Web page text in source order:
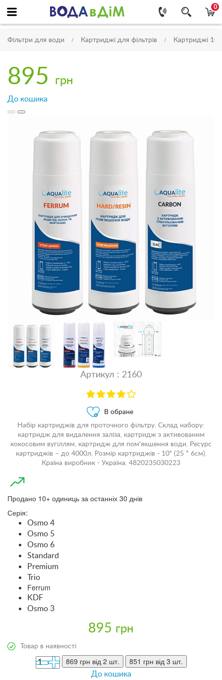
0
Фільтри для води Картриджі для фільтрів Картриджі
895 грн
До кошика
Артикул : 2160
В обране
Набір картриджів для проточного фільтру. Склад набору:
картридж для видалення заліза, картридж з активованим
кокосовим вугіллям, картридж для пом'якшення води. Ресурс
картриджів – до 4000л. Розмір картриджів - 10" (25 * 6см).
Країна виробник - Україна. 4820235030223
Продано 10+ одиниць за останніх 30 днів
Серія:
Osmo 4
Osmo 5
Osmo 6
Standard
Premium
Trio
Ferrum
KDF
Osmo 3
895 грн
Товар в наявності
869 грн від 2 шт. 851 грн від 3 шт.
До кошика